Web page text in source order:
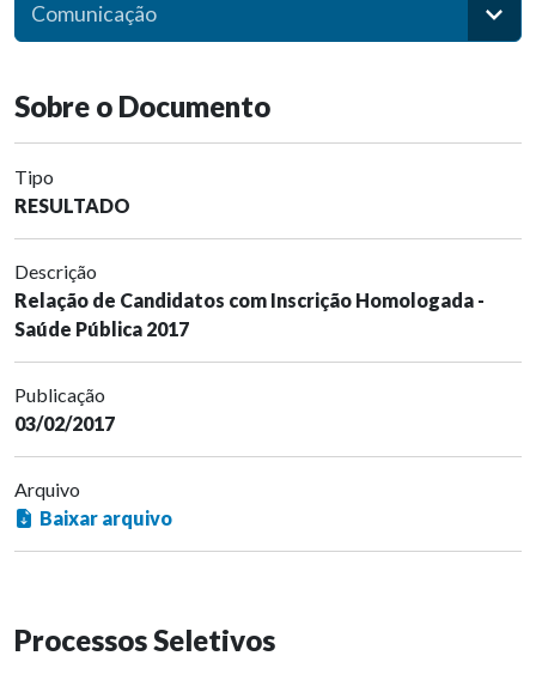
Comunicação
Sobre o Documento
Tipo
RESULTADO
Descrição
Relação de Candidatos com Inscrição Homologada -
Saúde Pública 2017
Publicação
03/02/2017
Arquivo
Baixar arquivo
Processos Seletivos